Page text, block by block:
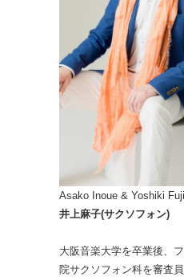
Asako Inoue & Yoshiki
井上麻子(サクソフォン)
大阪音楽大学を卒業後、
院サクソフォン科を審査